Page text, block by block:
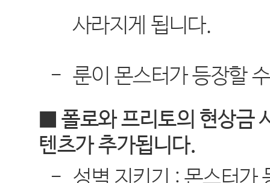
사라지게 됩니다.
- 룬이 몬스터가 등장할
■ 폴로와 프리토의 현상금
텐츠가 추가됩니다.
- 성벽 지키기 : 몬스터가